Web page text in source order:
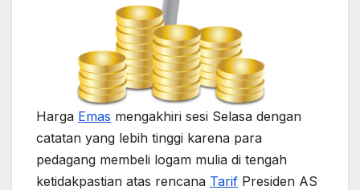
Harga Emas mengakhiri sesi Selasa dengan
catatan yang lebih tinggi karena para
pedagang membeli logam mulia di tengah
ketidakpastian atas rencana Tarif Presiden AS